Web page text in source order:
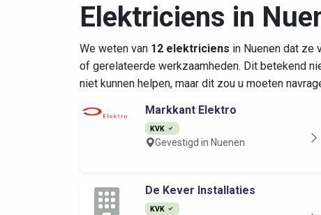
Elektriciens in
We weten van 12 elektriciens in Nuenen dat ze
of gerelateerde werkzaamheden. Dit betekend
niet kunnen helpen, maar dit zou u moeten
Markkant Elektro
KVK
Gevestigd in Nuenen
De Kever Installaties
KVK